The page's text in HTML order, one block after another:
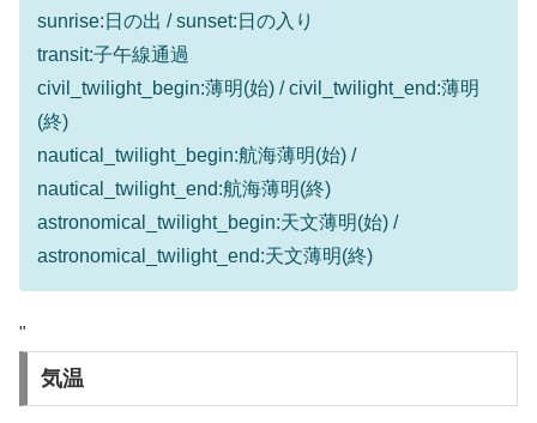
sunrise:日の出 / sunset:日の入り
transit:子午線通過
civil_twilight_begin:薄明(始) / civil_twilight_end:薄明
(終)
nautical_twilight_begin:航海薄明(始) /
nautical_twilight_end:航海薄明(終)
astronomical_twilight_begin:天文薄明(始) /
astronomical_twilight_end:天文薄明(終)
"
気温